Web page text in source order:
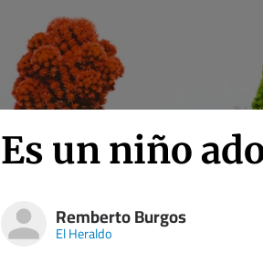
Es un niño
Remberto Burgos
El Heraldo